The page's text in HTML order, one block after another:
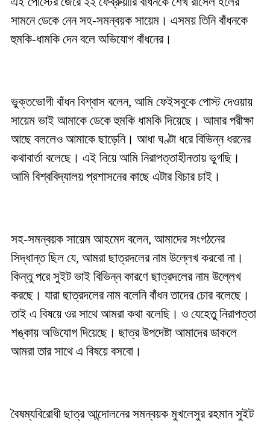
সামনে ডেকে নেন সহ-সমন্বয়ক সায়েম। এসময় তিনি বাঁধনকে
হুমকি-ধামকি দেন বলে অভিযোগ বাঁধনের।
ভুক্তভোগী বাঁধন বিশ্বাস বলেন, আমি ফেইসবুকে পোস্ট দেওয়ায়
সায়েম ভাই আমাকে ডেকে হুমকি ধামকি দিয়েছে। আমার পরীক্ষা
আছে বললেও আমাকে ছাড়েনি। আধা ঘণ্টা ধরে বিভিন্ন ধরনের
কথাবার্তা বলেছে। এই নিয়ে আমি নিরাপত্তাহীনতায় ভুগছি।
আমি বিশ্ববিদ্যালয় প্রশাসনের কাছে এটার বিচার চাই।
সহ-সমন্বয়ক সায়েম আহমেদ বলেন, আমাদের সংগঠনের
সিদ্ধান্ত ছিল যে, আমরা ছাত্রদলের নাম উল্লেখ করবো না।
কিন্তু পরে সুইট ভাই বিভিন্ন কারণে ছাত্রদলের নাম উল্লেখ
করছে। যারা ছাত্রদলের নাম বলেনি বাঁধন তাদের চোর বলেছে।
তাই এ বিষয়ে ওর সাথে আমরা কথা বলেছি। ও যেহেতু নিরাপত্তা
শঙ্কায় অভিযোগ দিয়েছে। ছাত্র উপদেষ্টা আমাদের ডাকলে
আমরা তার সাথে এ বিষয়ে বসবো।
বৈষম্যবিরোধী ছাত্র আন্দোলনের সমন্বয়ক মুখলেসুর রহমান সুইট